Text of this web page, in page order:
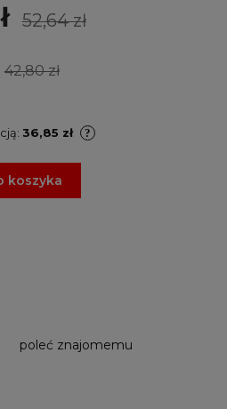
52,64 zł
42,80 zł
36,85 zł
koszyka
poleć znajomemu